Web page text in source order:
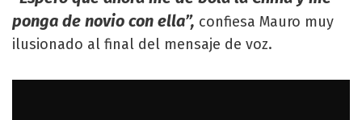
ponga de novio con ella”, confiesa Mauro muy
ilusionado al final del mensaje de voz.